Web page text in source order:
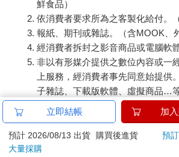
鮮食品）
依消費者要求所為之客製化給付。
報紙、期刊或雜誌。（含MOOK、
經消費者拆封之影音商品或電腦軟體
非以有形媒介提供之數位內容或一
上服務，經消費者事先同意始提供
子雜誌、下載版軟體、虛擬商品…等
已拆封之個人衛生用品。（如：內
若非上列種類商品，均享有到貨7天的
日）。
立即結帳 加
預計 2026/08/13 出貨 購買後進貨 預
大量採購